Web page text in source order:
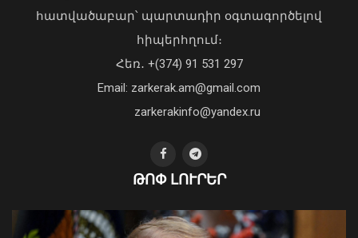
Խաղաղությունը շրջադարձային է մեր
կոտրում են Telegram, WhatsApp․
մեդիափորձագետ (տեսանյութ)
04 Օգոստոս, 2026 23:34
հատվածաբար՝ պարտադիր օգտագործելով
հիպերհղում։
Հեռ․ +(374) 91 531 297
Email: zarkerak.am@gmail.com
zarkerakinfo@yandex.ru
ԹՈՓ ԼՈՒՐԵՐ